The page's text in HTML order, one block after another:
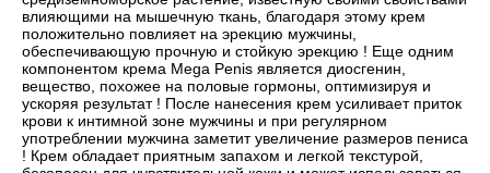
влияющими на мышечную ткань, благодаря этому крем
положительно повлияет на эрекцию мужчины,
обеспечивающую прочную и стойкую эрекцию ! Еще одним
компонентом крема Mega Penis является диосгенин,
вещество, похожее на половые гормоны, оптимизируя и
ускоряя результат ! После нанесения крем усиливает приток
крови к интимной зоне мужчины и при регулярном
употреблении мужчина заметит увеличение размеров пениса
! Крем обладает приятным запахом и легкой текстурой,